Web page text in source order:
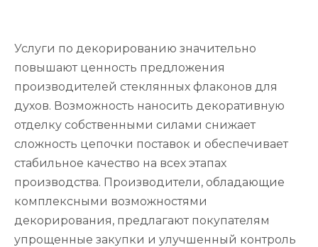
Услуги по декорированию значительно
повышают ценность предложения
производителей стеклянных флаконов для
духов. Возможность наносить декоративную
отделку собственными силами снижает
сложность цепочки поставок и обеспечивает
стабильное качество на всех этапах
производства. Производители, обладающие
комплексными возможностями
декорирования, предлагают покупателям
упрощенные закупки и улучшенный контроль